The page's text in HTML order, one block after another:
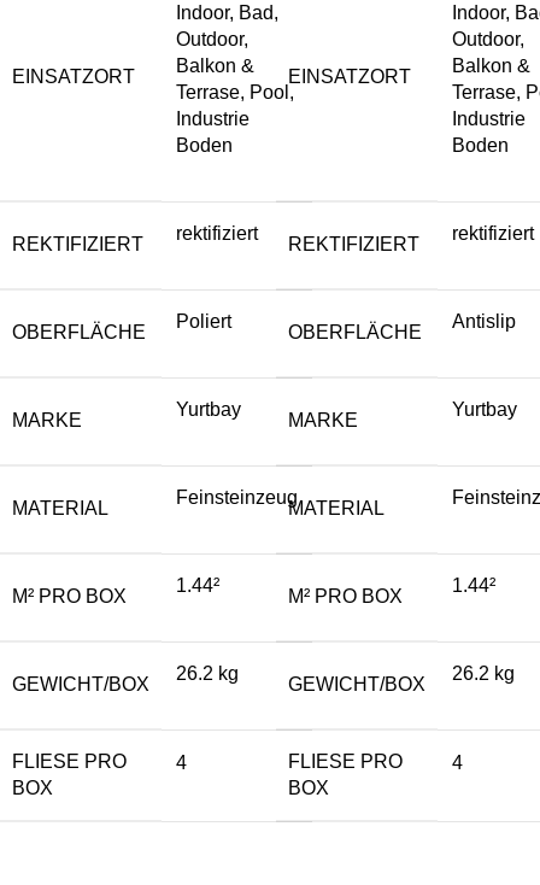
EINSATZORT
Indoor, Bad,
Outdoor,
Balkon &
Terrase, Pool,
Industrie
Boden
REKTIFIZIERT
rektifiziert
OBERFLÄCHE
Poliert
MARKE
Yurtbay
MATERIAL
Feinsteinzeug
M² PRO BOX
1.44²
GEWICHT/BOX
26.2 kg
FLIESE PRO
BOX
4
EINSATZORT
Indoor,
Outdoor,
Balkon &
Terrase,
Industrie
Boden
REKTIFIZIERT
rektifiziert
OBERFLÄCHE
Antislip
MARKE
Yurtbay
MATERIAL
M² PRO BOX
1.44²
GEWICHT/BOX
26.2 kg
FLIESE PRO
BOX
4